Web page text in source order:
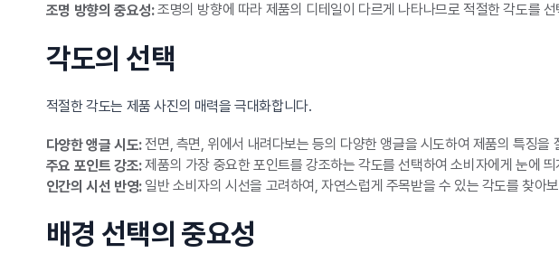
조명 방향의 중요성:조명의 방향에 따라 제품의 디테일이 다르게 나타나므로 적절한 각도를
각도의 선택
적절한 각도는 제품 사진의 매력을 극대화합니다.
다양한 앵글 시도:전면, 측면, 위에서 내려다보는 등의 다양한 앵글을 시도하여 제품의 특징을
주요 포인트 강조:제품의 가장 중요한 포인트를 강조하는 각도를 선택하여 소비자에게 눈에 띄
인간의 시선 반영:일반 소비자의 시선을 고려하여, 자연스럽게 주목받을 수 있는 각도를 찾아
배경 선택의 중요성